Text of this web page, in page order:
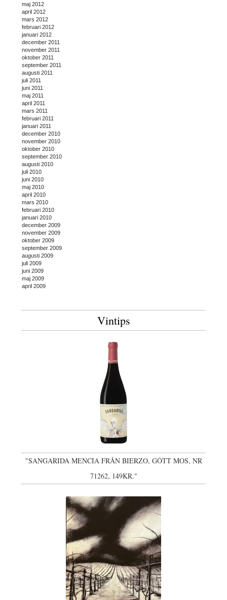
maj 2012
april 2012
mars 2012
februari 2012
januari 2012
december 2011
november 2011
oktober 2011
september 2011
augusti 2011
juli 2011
juni 2011
maj 2011
april 2011
mars 2011
februari 2011
januari 2011
december 2010
november 2010
oktober 2010
september 2010
augusti 2010
juli 2010
juni 2010
maj 2010
april 2010
mars 2010
februari 2010
januari 2010
december 2009
november 2009
oktober 2009
september 2009
augusti 2009
juli 2009
juni 2009
maj 2009
april 2009
Vintips
"SANGARIDA MENCIA FRÅN BIERZO, GÔTT MOS, NR
71262, 149KR."